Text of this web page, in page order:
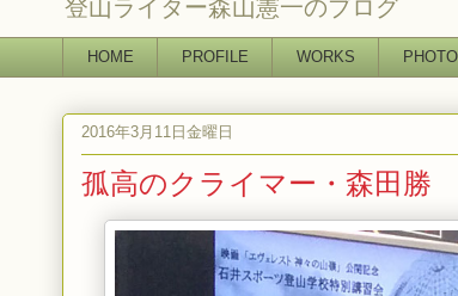
登山ライター森山憲一のブログ
HOME PROFILE WORKS PHOTO
2016年3月11日金曜日
孤高のクライマー・森田勝